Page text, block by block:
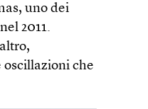
uno dei
2011.
oscillazioni che